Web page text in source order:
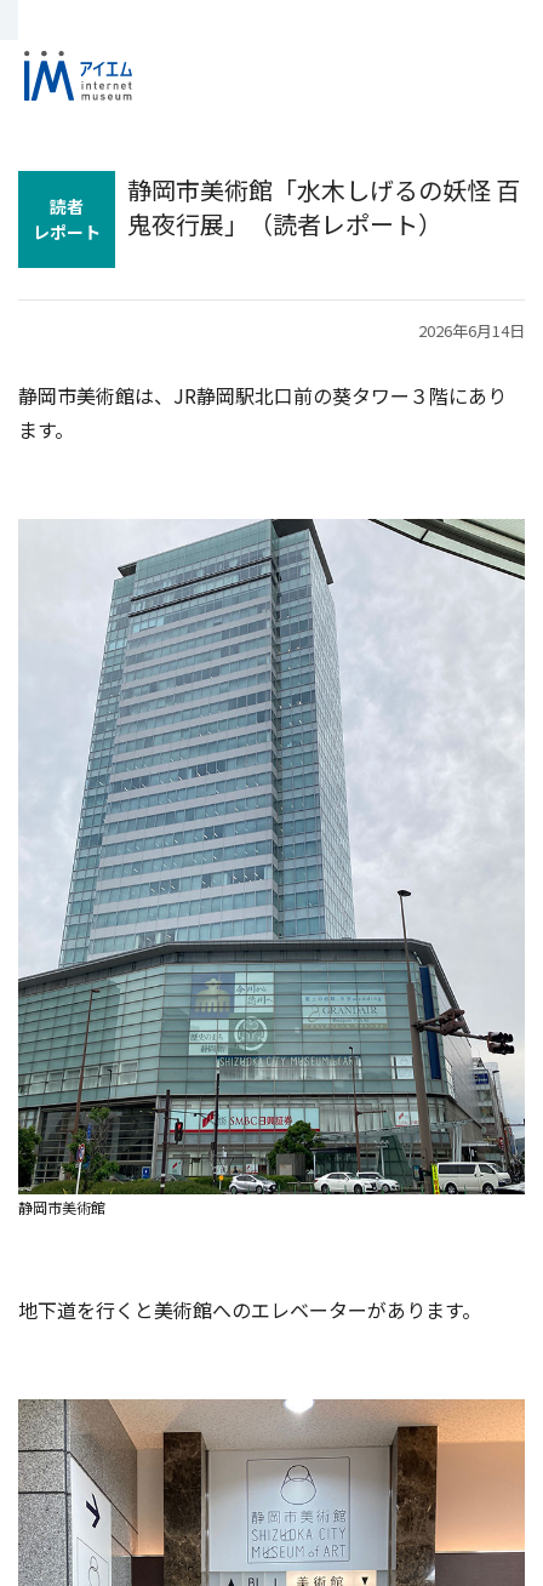
読者
レポート
静岡市美術館「水木しげるの妖怪 百
鬼夜行展」（読者レポート）
2026年6月14日
静岡市美術館は、JR静岡駅北口前の葵タワー３階にあり
ます。
静岡市美術館
地下道を行くと美術館へのエレベーターがあります。